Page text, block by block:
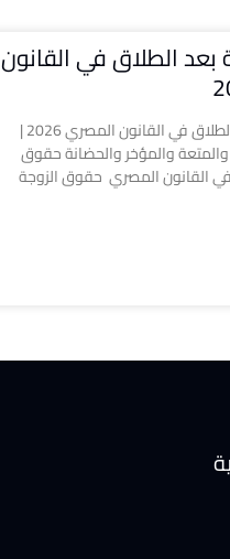
الطلاق في القانون
حقوق الزوجة بعد الطلاق في القانون المصري 2026 |
والمؤخر والحضانة حقوق
في القانون المصري حقوق الزوجة